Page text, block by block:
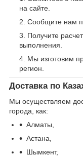
на сайте.
Сообщите нам
Получите
выполнения.
Мы изготовим
регион.
Доставка по
Мы осуществляем
города, как:
Алматы,
Астана,
Шымкент,